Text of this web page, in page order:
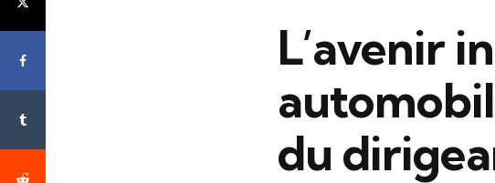
L’avenir
du